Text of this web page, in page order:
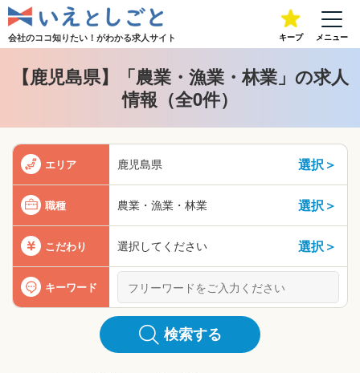
会社のココ知りたい！がわかる求人サイト キープ メニュー
【鹿児島県】「農業・漁業・林業」の求人
情報（全0件）
エリア 鹿児島県 選択＞
職種 農業・漁業・林業 選択＞
こだわり 選択してください 選択＞
キーワード
検索する